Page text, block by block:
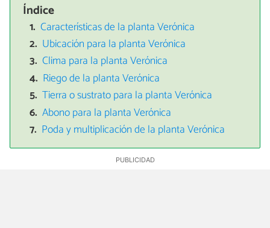
Índice
Características de la planta Verónica
Ubicación para la planta Verónica
Clima para la planta Verónica
Riego de la planta Verónica
Tierra o sustrato para la planta Verónica
Abono para la planta Verónica
Poda y multiplicación de la planta Verónica